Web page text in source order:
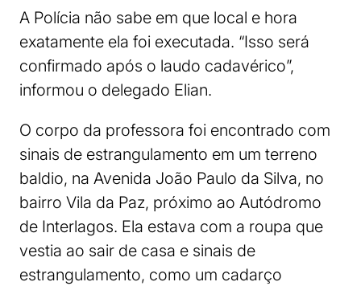
A Polícia não sabe em que local e hora
exatamente ela foi executada. “Isso será
confirmado após o laudo cadavérico”,
informou o delegado Elian.
O corpo da professora foi encontrado com
sinais de estrangulamento em um terreno
baldio, na Avenida João Paulo da Silva, no
bairro Vila da Paz, próximo ao Autódromo
de Interlagos. Ela estava com a roupa que
vestia ao sair de casa e sinais de
estrangulamento, como um cadarço